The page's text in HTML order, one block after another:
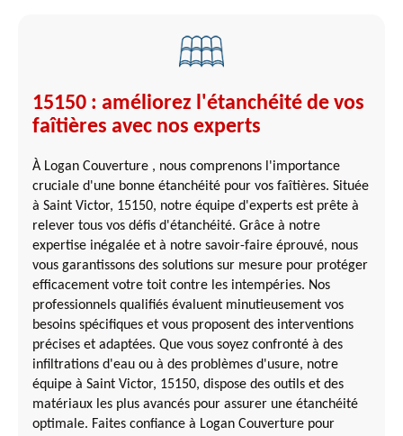
15150 : améliorez l'étanchéité de vos
faîtières avec nos experts
À Logan Couverture , nous comprenons l'importance
cruciale d'une bonne étanchéité pour vos faîtières. Située
à Saint Victor, 15150, notre équipe d'experts est prête à
relever tous vos défis d'étanchéité. Grâce à notre
expertise inégalée et à notre savoir-faire éprouvé, nous
vous garantissons des solutions sur mesure pour protéger
efficacement votre toit contre les intempéries. Nos
professionnels qualifiés évaluent minutieusement vos
besoins spécifiques et vous proposent des interventions
précises et adaptées. Que vous soyez confronté à des
infiltrations d'eau ou à des problèmes d'usure, notre
équipe à Saint Victor, 15150, dispose des outils et des
matériaux les plus avancés pour assurer une étanchéité
optimale. Faites confiance à Logan Couverture pour